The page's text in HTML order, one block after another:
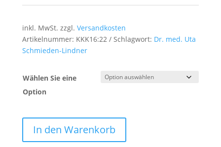
inkl. MwSt. zzgl. Versandkosten
Artikelnummer: KKK16:22 Schlagwort: Dr. med. Uta
Schmieden-Lindner
Wählen Sie eine
Option
In den Warenkorb